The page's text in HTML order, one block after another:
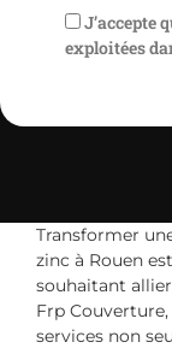
J’accepte
exploitées
Transformer
zinc à Rouen
souhaitant
Frp
services non